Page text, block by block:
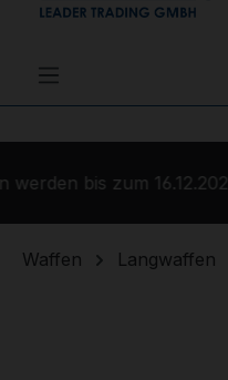
bis zum
Waffen Langwaffen